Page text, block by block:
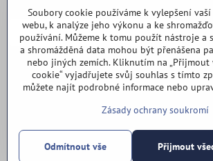
Váš telefon
Odeslat
Soubory cookie používáme k vylepšení
webu, k analýze jeho výkonu a ke
používání. Můžeme k tomu použít nástroje a
a shromážděná data mohou být přenášena
nebo jiných zemích. Kliknutím na „Přijmout
cookie“ vyjadřujete svůj souhlas s tímto
můžete najít podrobné informace nebo
Zásady ochrany soukromí
Přijmout
Odmítnout vše